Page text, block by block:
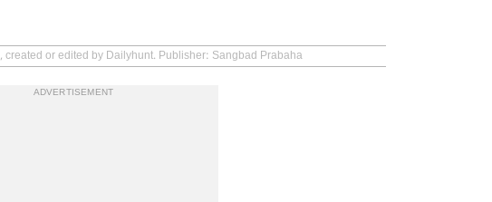
created or edited by Dailyhunt. Publisher: Sangbad Prabaha
ADVERTISEMENT